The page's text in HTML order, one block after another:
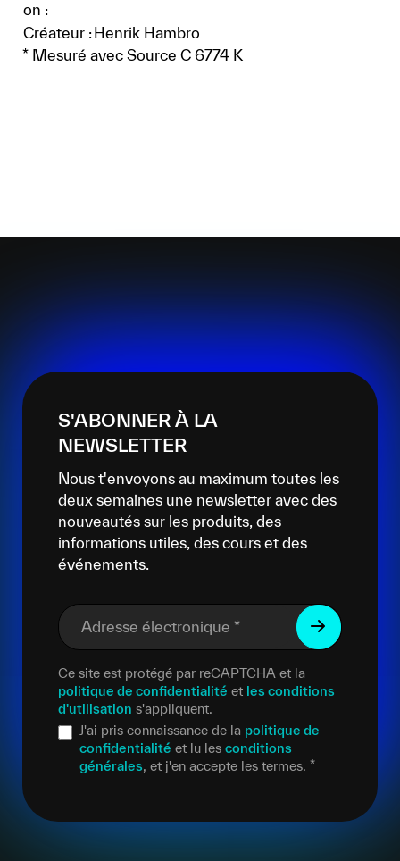
on :
Créateur :Henrik Hambro
* Mesuré avec Source C 6774 K
S'ABONNER À LA
NEWSLETTER
Nous t'envoyons au maximum toutes les
deux semaines une newsletter avec des
nouveautés sur les produits, des
informations utiles, des cours et des
événements.
Adresse électronique *
Ce site est protégé par reCAPTCHA et la
politique de confidentialité et les conditions
d'utilisation s'appliquent.
J'ai pris connaissance de la politique de
confidentialité et lu les conditions
générales, et j'en accepte les termes. *